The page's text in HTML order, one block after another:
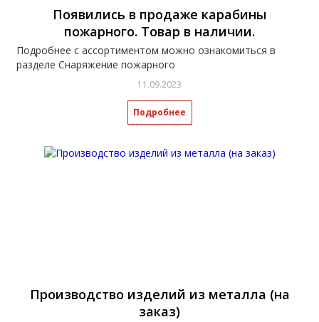
Появились в продаже карабины
пожарного. Товар в наличии.
Подробнее с ассортиментом можно ознакомиться в
разделе Снаряжение пожарного
11.09.2023
Подробнее
Производство изделий из металла (на
заказ)